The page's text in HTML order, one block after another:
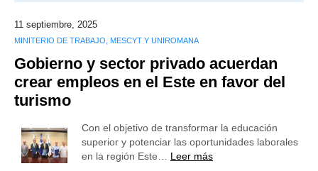
11 septiembre, 2025
MINITERIO DE TRABAJO, MESCYT Y UNIROMANA
Gobierno y sector privado acuerdan
crear empleos en el Este en favor del
turismo
Con el objetivo de transformar la educación
superior y potenciar las oportunidades laborales
en la región Este… Leer más